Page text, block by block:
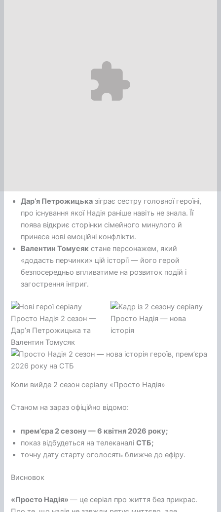
Дарʼя Петрожицька зіграє сестру головної героїні,
про існування якої Надія раніше навіть не знала. Її
поява відкриє сторінки сімейного минулого й
принесе нові емоційні конфлікти.
Валентин Томусяк стане персонажем, який
«додасть перчинки» цій історії — його герой
безпосередньо впливатиме на розвиток подій і
загострення інтриг.
Коли вийде 2 сезон серіалу «Просто Надія»
Станом на зараз офіційно відомо:
премʼєра 2 сезону — 6 квітня 2026 року;
показ відбудеться на телеканаліСТБ;
точну дату старту оголосять ближче до ефіру.
Висновок
«Просто Надія»— це серіал про життя без прикрас.